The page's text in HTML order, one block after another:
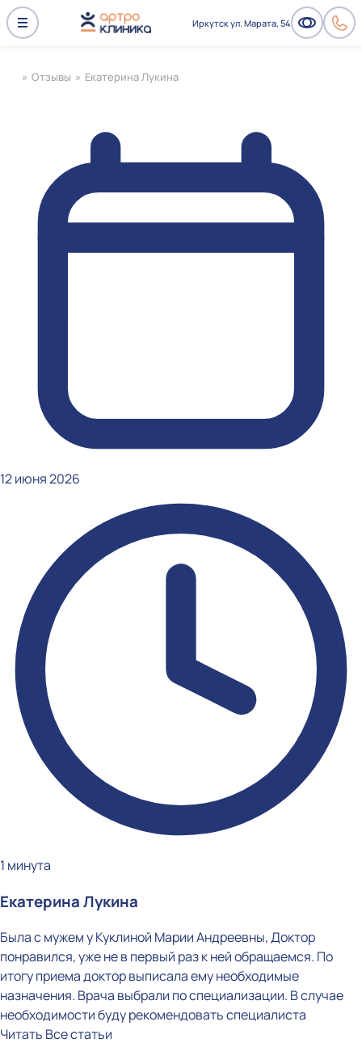
Иркутск ул. Марата, 54
» Отзывы » Екатерина Лукина
12 июня 2026
1 минута
Екатерина Лукина
Была с мужем у Куклиной Марии Андреевны, Доктор
понравился, уже не в первый раз к ней обращаемся. По
итогу приема доктор выписала ему необходимые
назначения. Врача выбрали по специализации. В случае
необходимости буду рекомендовать специалиста
Читать Все статьи